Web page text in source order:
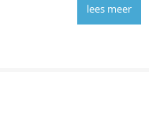
lees meer